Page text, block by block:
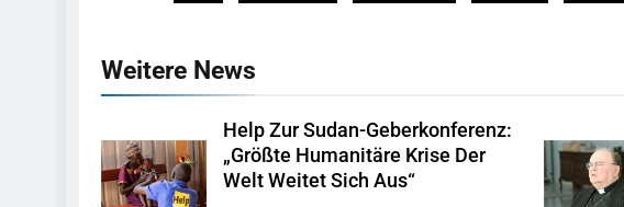
Weitere News
Help Zur Sudan-Geberkonferenz:
„Größte Humanitäre Krise Der
Welt Weitet Sich Aus“